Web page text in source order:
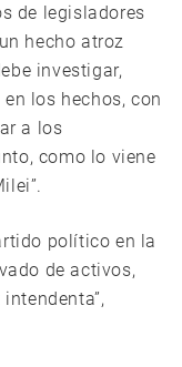
de legisladores
hecho atroz
investigar,
los hechos, con
a los
como lo viene
político en la
de activos,